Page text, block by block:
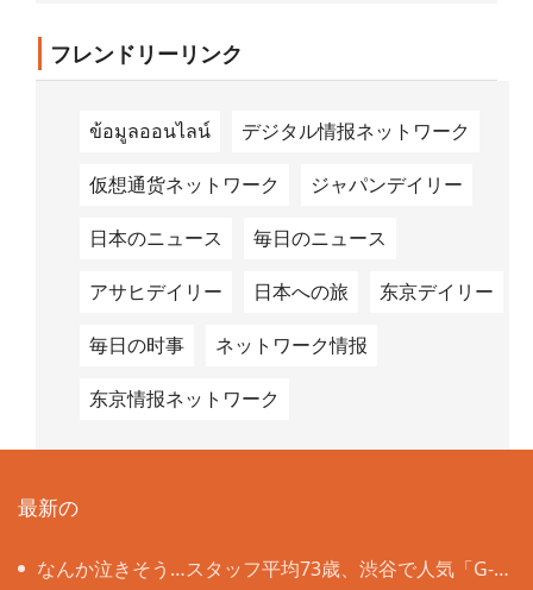
フレンドリーリンク
ข้อมูลออนไลน์ デジタル情报ネットワーク
仮想通货ネットワーク ジャパンデイリー
日本のニュース 毎日のニュース
アサヒデイリー 日本への旅 东京デイリー
毎日の时事 ネットワーク情报
东京情报ネットワーク
最新の
なんか泣きそう…スタッフ平均73歳、渋谷で人気「G-